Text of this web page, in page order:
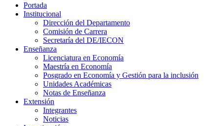
Portada
Institucional
Dirección del Departamento
Comisión de Carrera
Secretaría del DE/IECON
Enseñanza
Licenciatura en Economía
Maestría en Economía
Posgrado en Economía y Gestión para la inclusión
Unidades Académicas
Notas de Enseñanza
Extensión
Integrantes
Noticias